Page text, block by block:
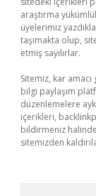
araştırma
üyelerimiz
taşımakta olup,
etmiş sayılırlar.
Sitemiz, kar
bilgi paylaşım
düzenlemelere
içerikleri,
bildirmeniz
sitemizden